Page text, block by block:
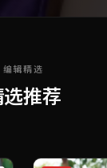
编辑精选
选推荐